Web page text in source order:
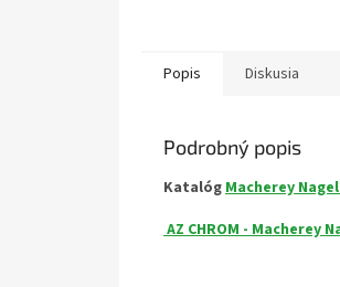
Popis Diskusia
Podrobný popis
KatalógMacherey
AZ CHROM - Macherey